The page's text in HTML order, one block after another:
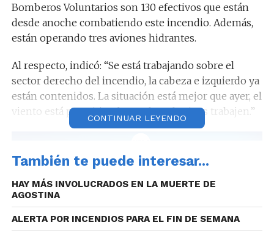
Bomberos Voluntarios son 130 efectivos que están
desde anoche combatiendo este incendio. Además,
están operando tres aviones hidrantes.
Al respecto, indicó: “Se está trabajando sobre el
sector derecho del incendio, la cabeza e izquierdo ya
están contenidos. La situación está mejor que ayer, el
viento está permitiendo que los efectivos trabajen.”
Policía Caminera realizó un corte preventivo en Ruta
34 debido a la baja visibilidad provocada por humo.
CONTINUAR LEYENDO
También te puede interesar...
HAY MÁS INVOLUCRADOS EN LA MUERTE DE
AGOSTINA
ALERTA POR INCENDIOS PARA EL FIN DE SEMANA